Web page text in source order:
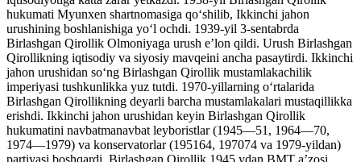
hukumati Myunxen shartnomasiga qoʻshilib, Ikkinchi jahon
urushining boshlanishiga yoʻl ochdi. 1939-yil 3-sentabrda
Birlashgan Qirollik Olmoniyaga urush eʼlon qildi. Urush Birlashgan
Qirollikning iqtisodiy va siyosiy mavqeini ancha pasaytirdi. Ikkinchi
jahon urushidan soʻng Birlashgan Qirollik mustamlakachilik
imperiyasi tushkunlikka yuz tutdi. 1970-yillarning oʻrtalarida
Birlashgan Qirollikning deyarli barcha mustamlakalari mustaqillikka
erishdi. Ikkinchi jahon urushidan keyin Birlashgan Qirollik
hukumatini navbatmanavbat leyboristlar (1945—51, 1964—70,
1974—1979) va konservatorlar (195164, 197074 va 1979-yildan)
partiyasi boshqardi. Birlashgan Qirollik 1945 ydan BMT aʼzosi.